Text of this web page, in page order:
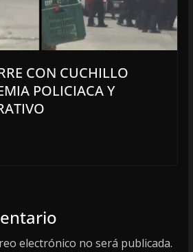
CON CUCHILLO
POLICIACA Y
electrónico no será publicada.